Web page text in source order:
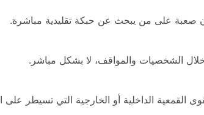
صعبة على من يبحث عن حبكة تقليدية مباشرة.
الشخصيات والمواقف، لا بشكل مباشر.
الداخلية أو الخارجية التي تسيطر على